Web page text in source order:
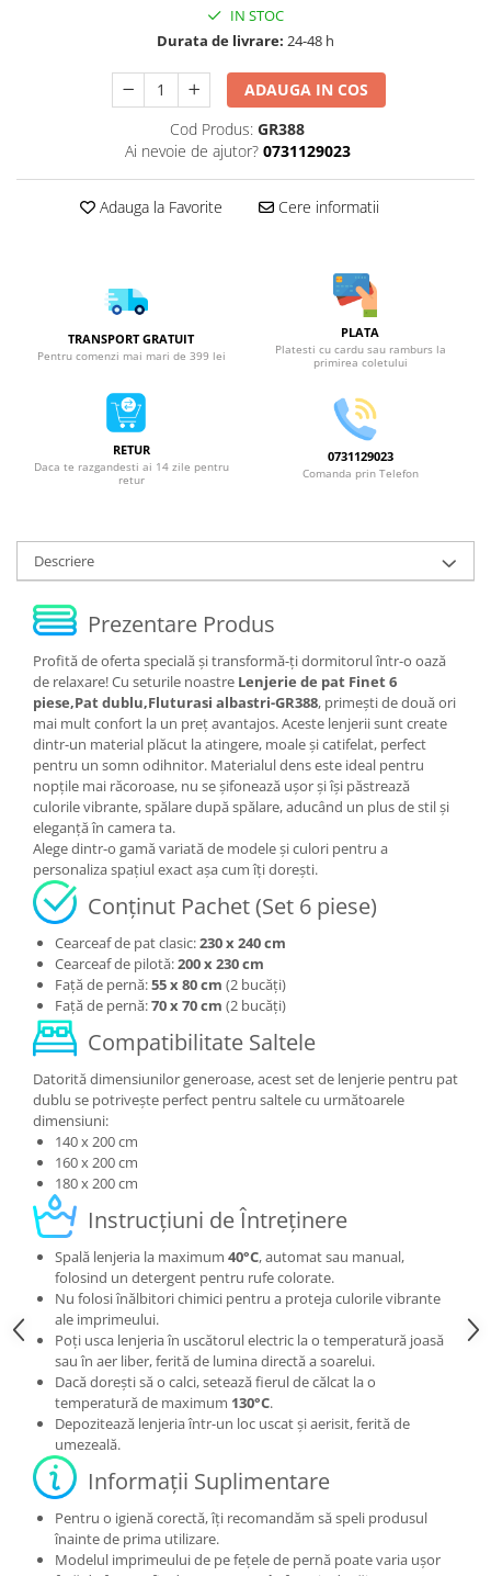
IN STOC
Durata de livrare: 24-48 h
ADAUGA IN COS
Cod Produs: GR388
Ai nevoie de ajutor? 0731129023
Adauga la Favorite Cere informatii
TRANSPORT GRATUIT
Pentru comenzi mai mari de 399 lei
PLATA
Platesti cu cardu sau ramburs la
primirea coletului
RETUR
Daca te razgandesti ai 14 zile pentru
retur
0731129023
Comanda prin Telefon
Descriere
Prezentare Produs
Profită de oferta specială și transformă-ți dormitorul într-o oază
de relaxare! Cu seturile noastre Lenjerie de pat Finet 6
piese,Pat dublu,Fluturasi albastri-GR388, primești de două ori
mai mult confort la un preț avantajos. Aceste lenjerii sunt create
dintr-un material plăcut la atingere, moale și catifelat, perfect
pentru un somn odihnitor. Materialul dens este ideal pentru
nopțile mai răcoroase, nu se șifonează ușor și își păstrează
culorile vibrante, spălare după spălare, aducând un plus de stil și
eleganță în camera ta.
Alege dintr-o gamă variată de modele și culori pentru a
personaliza spațiul exact așa cum îți dorești.
Conținut Pachet (Set 6 piese)
Cearceaf de pat clasic:230 x 240 cm
Cearceaf de pilotă:200 x 230 cm
Față de pernă:55 x 80 cm (2 bucăți)
Față de pernă:70 x 70 cm (2 bucăți)
Compatibilitate Saltele
Datorită dimensiunilor generoase, acest set de lenjerie pentru pat
dublu se potrivește perfect pentru saltele cu următoarele
dimensiuni:
140 x 200 cm
160 x 200 cm
180 x 200 cm
Instrucțiuni de Întreținere
Spală lenjeria la maximum 40°C, automat sau manual,
folosind un detergent pentru rufe colorate.
Nu folosi înălbitori chimici pentru a proteja culorile vibrante
ale imprimeului.
Poți usca lenjeria în uscătorul electric la o temperatură joasă
sau în aer liber, ferită de lumina directă a soarelui.
Dacă dorești să o calci, setează fierul de călcat la o
temperatură de maximum 130°C.
Depozitează lenjeria într-un loc uscat și aerisit, ferită de
umezeală.
Informații Suplimentare
Pentru o igienă corectă, îți recomandăm să speli produsul
înainte de prima utilizare.
Modelul imprimeului de pe fețele de pernă poate varia ușor